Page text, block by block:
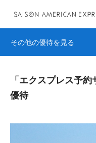
その他の優待を見る
「エクスプレス予
優待